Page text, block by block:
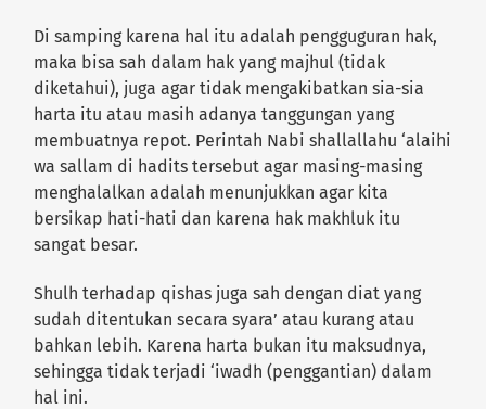
Di samping karena hal itu adalah pengguguran hak,
maka bisa sah dalam hak yang majhul (tidak
diketahui), juga agar tidak mengakibatkan sia-sia
harta itu atau masih adanya tanggungan yang
membuatnya repot. Perintah Nabi shallallahu ‘alaihi
wa sallam di hadits tersebut agar masing-masing
menghalalkan adalah menunjukkan agar kita
bersikap hati-hati dan karena hak makhluk itu
sangat besar.
Shulh terhadap qishas juga sah dengan diat yang
sudah ditentukan secara syara’ atau kurang atau
bahkan lebih. Karena harta bukan itu maksudnya,
sehingga tidak terjadi ‘iwadh (penggantian) dalam
hal ini.